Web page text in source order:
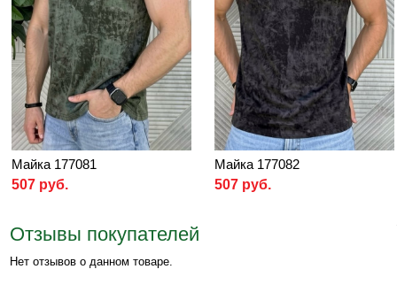
Майка 177081
507 руб.
Майка 177082
507 руб.
Отзывы покупателей
Нет отзывов о данном товаре.